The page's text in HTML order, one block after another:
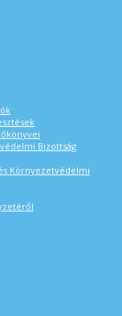
Bizottság
Környezetvédelmi